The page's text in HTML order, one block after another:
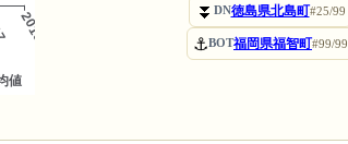
⏬ DN徳島県北島町#25/99
⚓BOT福岡県福智町#99/99